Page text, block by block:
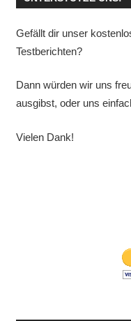
Gefällt dir unser
Testberichten?
Dann würden wir uns
ausgibst, oder uns
Vielen Dank!